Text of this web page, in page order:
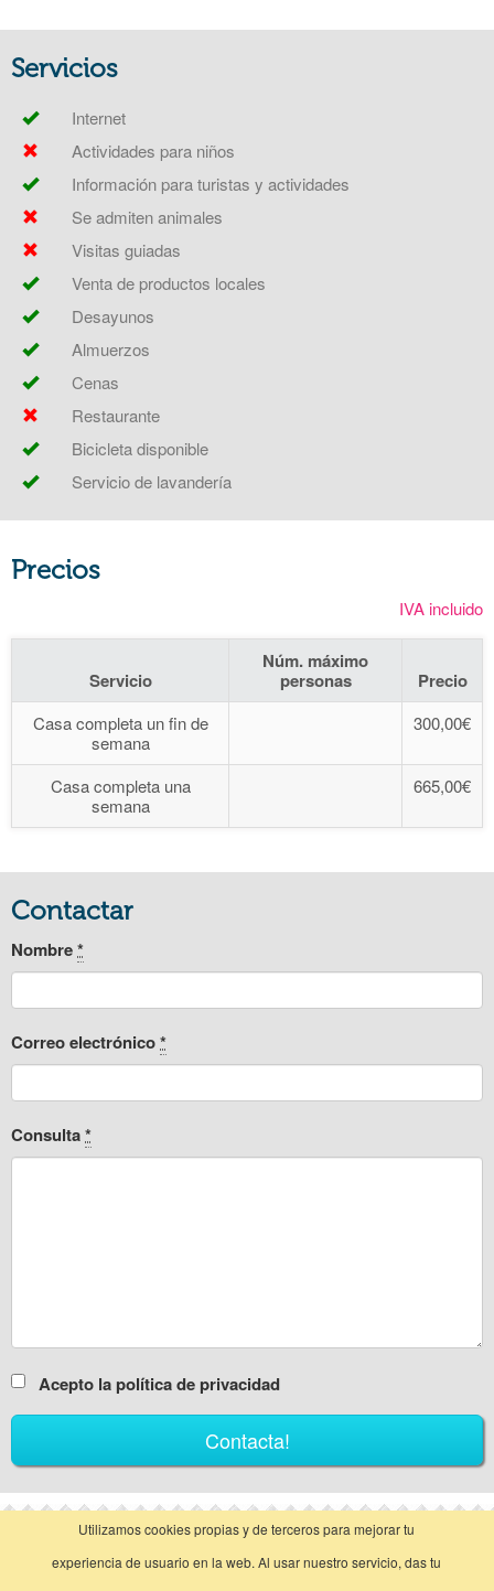
Servicios
Internet
Actividades para niños
Información para turistas y actividades
Se admiten animales
Visitas guiadas
Venta de productos locales
Desayunos
Almuerzos
Cenas
Restaurante
Bicicleta disponible
Servicio de lavandería
Precios
IVA incluido
Servicio
Núm. máximo
personas
Precio
Casa completa un fin de
semana
300,00€
Casa completa una
semana
665,00€
Contactar
Nombre*
Correo electrónico*
Consulta*
Acepto la política de privacidad
Llamar Contactar
Utilizamos cookies propias y de terceros para mejorar tu
experiencia de usuario en la web. Al usar nuestro servicio, das tu
vista clásica